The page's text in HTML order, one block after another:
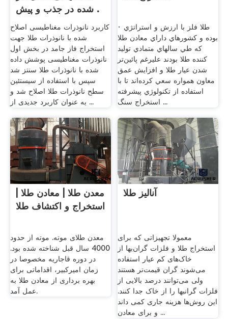
شده در جذب و پیش .
کاربرد نانوذرات مغناطیسی اصلاح
شده با نانوذرات طلا جهت
استخراج فاز جامد در بخش اول
نانوذرات مغناطیسی پوشش داده
شده با نانوذرات طلا سنتز شد
سپس با استفاده از سیستئین
سطح نانوذرات طلا اصلاح شد و
به عنوان کاربرد جدیدی از ...
· طلا فلز با ارزش و استراتژي
بوده و كشورهاي داراي معادن طلا
كه طي سالهاي متمادي توليد
كننده طلا بودند عليرغم پائين‌تر
شدن عيار طلا و افزايش عمق
معاون همواره سعي كرده‌اند تا با
استفاده از تكنولوژي پيشرفته
استخراج سنگ ...
معدن طلا | معادن طلا |
استخراج و اکتشاف طلا
معدن طلای موته. موته از حدود
4000 سال قبل شناخته شده بود.
در دوره قاجاریه مخصوصا در
زمان امیركبیر، اقداماتی برای
بهره برداری از معادن طلا به
عمل آمد.
آنالیز طلا
معمولا تجهیزاتی که برای
استخراج طلا و فلزات گران‌بها از
خاک‌های کم عیار استفاده
می‌شوند گران قیمت‌تر هستند
ولی می‌توانند درصد بالایی از
فلزات گرانبها را از خاک جدا کنند.
این روش‌ها هزینه جاری کمی داند
و برای معادن ...